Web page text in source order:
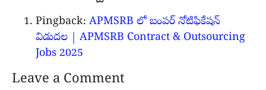
Pingback: APMSRB లో బంపర్ నోటిఫికేషన్
విడుదల | APMSRB Contract & Outsourcing
Jobs 2025
Leave a Comment